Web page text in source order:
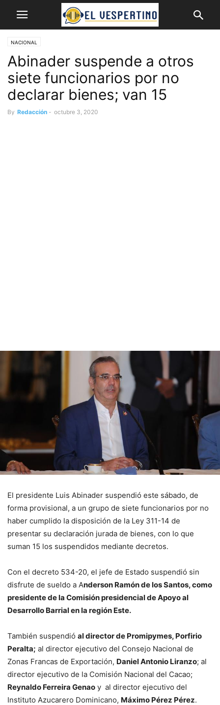
NACIONAL
Abinader suspende a otros
siete funcionarios por no
declarar bienes; van 15
By Redacción - octubre 3, 2020
El presidente Luis Abinader suspendió este sábado, de
forma provisional, a un grupo de siete funcionarios por no
haber cumplido la disposición de la Ley 311-14 de
presentar su declaración jurada de bienes, con lo que
suman 15 los suspendidos mediante decretos.
Con el decreto 534-20, el jefe de Estado suspendió sin
disfrute de sueldo a Anderson Ramón de los Santos, como
presidente de la Comisión presidencial de Apoyo al
Desarrollo Barrial en la región Este.
También suspendió al director de Promipymes, Porfirio
Peralta; al director ejecutivo del Consejo Nacional de
Zonas Francas de Exportación, Daniel Antonio Liranzo; al
director ejecutivo de la Comisión Nacional del Cacao;
Reynaldo Ferreira Genao y al director ejecutivo del
Instituto Azucarero Dominicano, Máximo Pérez Pérez.